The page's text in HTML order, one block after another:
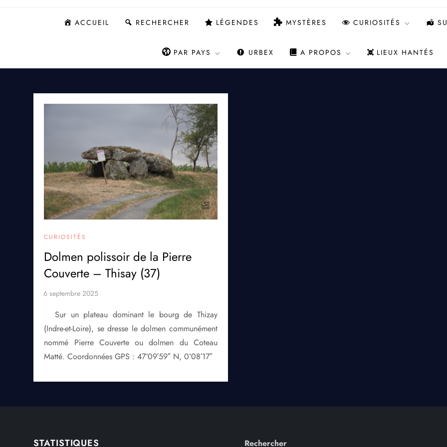
ACCUEIL RECHERCHER LÉGENDES MYSTÈRES CURIOSITÉS
PAR PAYS URBEX A PROPOS LIEUX HANTÉS
CURIOSITÉS
Dolmen polissoir de la Pierre
Couverte – Thisay (37)
Sur un plateau dominant le bourg de Thizay
(Indre-et-Loire), se dresse le dolmen communément
nommé Pierre Couverte ou dolmen du Coteau
Matté. Coordonnées GPS : 47°09′59″ N, 0°08′17″
STATISTIQUES Rechercher